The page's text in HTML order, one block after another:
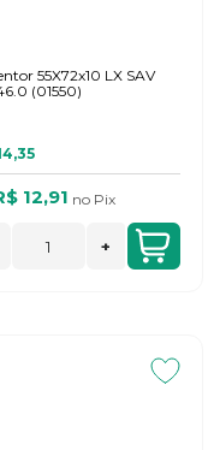
55X72x10 LX SAV
(01550)
12,91 no Pix
+